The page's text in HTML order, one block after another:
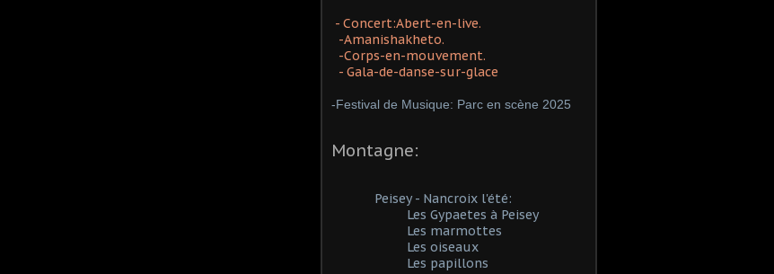
- Concert:Abert-en-live.
-Amanishakheto.
-Corps-en-mouvement.
- Gala-de-danse-sur-glace
-Festival de Musique: Parc en scène 2025
Montagne:
Peisey - Nancroix l'été:
Les Gypaetes à Peisey
Les marmottes
Les oiseaux
Les papillons